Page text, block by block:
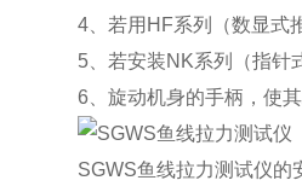
4、若用HF系列（数显式
5、若安装NK系列（指针
6、旋动机身的手柄，使
SGWS鱼线拉力测试仪的